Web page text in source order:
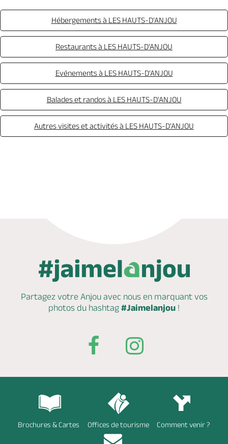
Hébergements à LES HAUTS-D'ANJOU
Restaurants à LES HAUTS-D'ANJOU
Evénements à LES HAUTS-D'ANJOU
Balades et randos à LES HAUTS-D'ANJOU
Autres visites et activités à LES HAUTS-D'ANJOU
Partagez votre Anjou avec nous en marquantvos
photos du hashtag #Jaimelanjou !
Brochures & Cartes Offices de tourisme Comment venir ?